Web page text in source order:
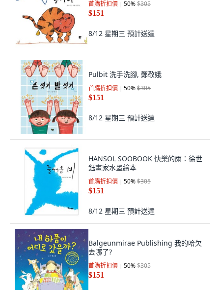
首購折扣價 50%$305
$151
8/12 星期三 預計送達
Pulbit 洗手洗腳, 鄭敬娥
首購折扣價 50%$305
$151
8/12 星期三 預計送達
HANSOL SOOBOOK 快樂的雨：徐世
鈺畫家水墨繪本
首購折扣價 50%$305
$151
8/12 星期三 預計送達
Balgeunmirae Publishing 我的哈欠
去哪了?
首購折扣價 50%$305
$151